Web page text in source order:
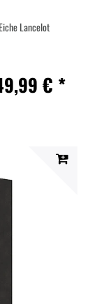
Lancelot
€ *